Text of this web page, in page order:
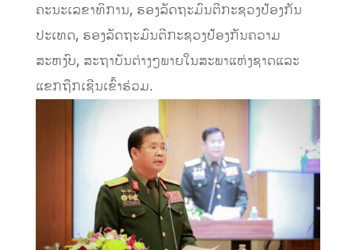
ຄະນະເລຂາທິການ, ຮອງລັດຖະມົນຕີກະຊວງປ້ອງກັນ
ປະເທດ, ຮອງລັດຖະມົນຕີກະຊວງປ້ອງກັນຄວາມ
ສະຫງົບ, ສະຖາບັນຕ່າງໆພາຍໃນສະພາແຫ່ງຊາດແລະ
ແຂກຖືກເຊີນເຂົ້າຮ່ວມ.